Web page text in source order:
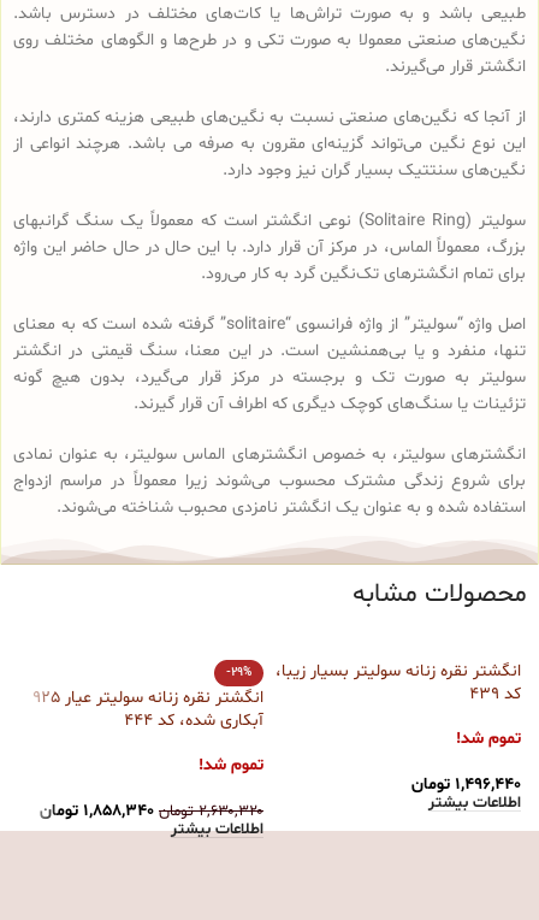
طبیعی باشد و به صورت تراش‌ها یا کات‌های مختلف در دسترس باشد.
نگین‌های صنعتی معمولا به صورت تکی و در طرح‌ها و الگوهای مختلف روی
انگشتر قرار می‌گیرند.
از آنجا که نگین‌های صنعتی نسبت به نگین‌های طبیعی هزینه کمتری دارند،
این نوع نگین می‌تواند گزینه‌ای مقرون به صرفه می باشد. هرچند انواعی از
نگین‌های سنتتیک بسیار گران نیز وجود دارد.
سولیتر (Solitaire Ring) نوعی انگشتر است که معمولاً یک سنگ گرانبهای
بزرگ، معمولاً الماس، در مرکز آن قرار دارد. با این حال در حال حاضر این واژه
برای تمام انگشترهای تک‌نگین گرد به کار می‌رود.
اصل واژه “سولیتر” از واژه فرانسوی “solitaire” گرفته شده است که به معنای
تنها، منفرد و یا بی‌همنشین است. در این معنا، سنگ قیمتی در انگشتر
سولیتر به صورت تک و برجسته در مرکز قرار می‌گیرد، بدون هیچ گونه
تزئینات یا سنگ‌های کوچک دیگری که اطراف آن قرار گیرند.
انگشترهای سولیتر، به خصوص انگشترهای الماس سولیتر، به عنوان نمادی
برای شروع زندگی مشترک محسوب می‌شوند زیرا معمولاً در مراسم ازدواج
استفاده شده و به عنوان یک انگشتر نامزدی محبوب شناخته می‌شوند.
محصولات مشابه
انگشتر نقره زنانه سولیتر بسیار زیبا،
کد 439
تموم شد!
۱,۴۹۶,۴۴۰ تومان
اطلاعات بیشتر
-29%
انگشتر نقره زنانه سولیتر عیار 925
آبکاری شده، کد 444
تموم شد!
۲,۶۳۰,۳۲۰ تومان ۱,۸۵۸,۳۴۰ تومان
اطلاعات بیشتر